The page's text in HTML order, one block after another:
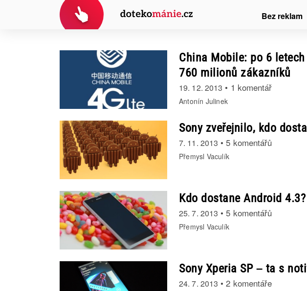
China Mobile: po 6
760 milionů zákazníků
19. 12. 2013 • 1 komentář
Antonín Julinek
Sony zveřejnilo, kdo
7. 11. 2013 •5 komentářů
Přemysl Vaculík
Kdo dostane Android
25. 7. 2013 •5 komentářů
Přemysl Vaculík
Sony Xperia SP – ta s
24. 7. 2013 •2 komentáře
Bez reklam